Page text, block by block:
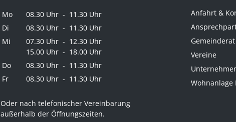
Mo
08.30 Uhr - 11.30 Uhr
Di
08.30 Uhr - 11.30 Uhr
Mi
07.30 Uhr - 12.30 Uhr
15.00 Uhr - 18.00 Uhr
Do
08.30 Uhr - 11.30 Uhr
Fr
08.30 Uhr - 11.30 Uhr
Oder nach telefonischer Vereinbarung
außerhalb der Öffnungszeiten.
Anfahrt &
Gemeinderat
Vereine
Wohnanlage